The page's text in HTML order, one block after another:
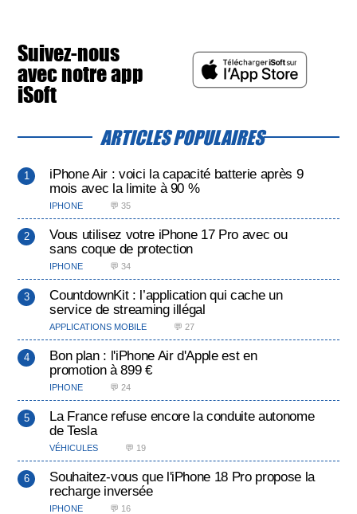
Suivez-nous
avec notre app
iSoft
ARTICLES POPULAIRES
iPhone Air : voici la capacité batterie après 9
mois avec la limite à 90 %
IPHONE 💬 35
Vous utilisez votre iPhone 17 Pro avec ou
sans coque de protection
IPHONE 💬 34
CountdownKit : l’application qui cache un
service de streaming illégal
APPLICATIONS MOBILE 💬 27
Bon plan : l'iPhone Air d'Apple est en
promotion à 899 €
IPHONE 💬 24
La France refuse encore la conduite autonome
de Tesla
VÉHICULES 💬 19
Souhaitez-vous que l'iPhone 18 Pro propose la
recharge inversée
IPHONE 💬 16